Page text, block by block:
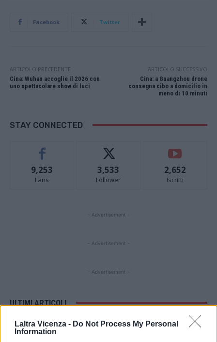
Laltra Vicenza - Do Not Process My Personal
Information
Facebook Twitter
ARTICOLO PRECEDENTE
Cina: Wuhan accoglie il 2026 con
uno spettacolare show di luci
ARTICOLO SUCCESSIVO
Cina: a Guangzhou drone
consegna cibo a domicilio in
meno di 10 minuti
STAY CONNECTED
9,253
Fans
3,533
Follower
2,652
Iscritti
- Advertisement -
- Advertisement -
- Advertisement -
ULTIMI ARTICOLI